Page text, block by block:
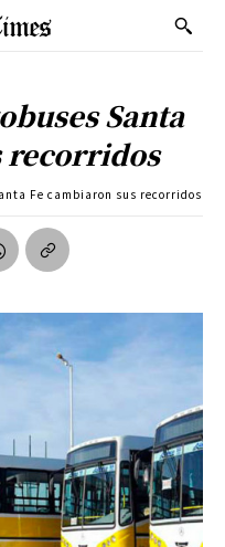
Santa
recorridos
Fe cambiaron sus recorridos